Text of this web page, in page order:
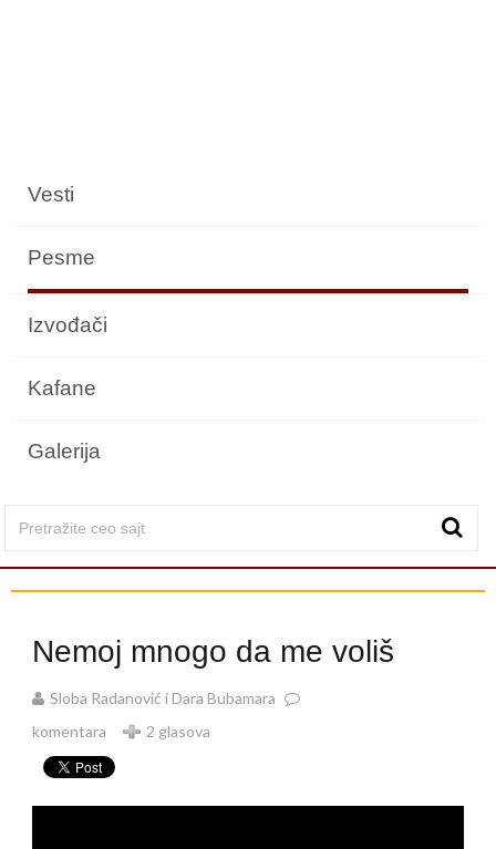
Vesti
Pesme
Izvođači
Kafane
Galerija
Nemoj mnogo da me voliš
Sloba Radanović i Dara Bubamara
komentara
2 glasova